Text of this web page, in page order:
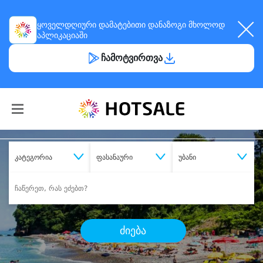
ყოველდღიური დამატებითი დანაზოგი მხოლოდ
აპლიკაციაში
ჩამოტვირთვა
კატეგორია ფასანაური უბანი
ძიება
შეიძინესასურველი მომსახურება